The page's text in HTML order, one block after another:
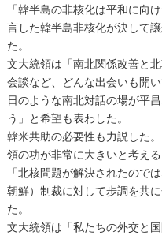
「韓半島の非核化は平和に向
言した韓半島非核化が決して
た。
文大統領は「南北関係改善と
会談など、どんな出会いも開
日のような南北対話の場が平
う」と希望も表わした。
韓米共助の必要性も力説した
領の功が非常に大きいと考え
「北核問題が解決されたので
朝鮮）制裁に対して歩調を共
た。
文大統領は「私たちの外交と